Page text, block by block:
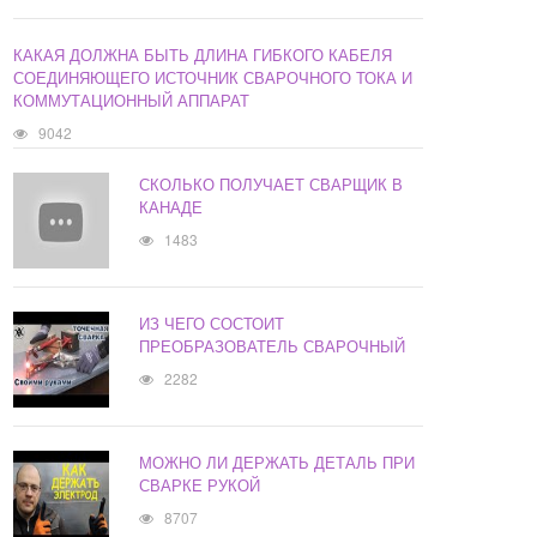
КАКАЯ ДОЛЖНА БЫТЬ ДЛИНА ГИБКОГО КАБЕЛЯ
СОЕДИНЯЮЩЕГО ИСТОЧНИК СВАРОЧНОГО ТОКА И
КОММУТАЦИОННЫЙ АППАРАТ
9042
СКОЛЬКО ПОЛУЧАЕТ СВАРЩИК В
КАНАДЕ
1483
ИЗ ЧЕГО СОСТОИТ
ПРЕОБРАЗОВАТЕЛЬ СВАРОЧНЫЙ
2282
МОЖНО ЛИ ДЕРЖАТЬ ДЕТАЛЬ ПРИ
СВАРКЕ РУКОЙ
8707